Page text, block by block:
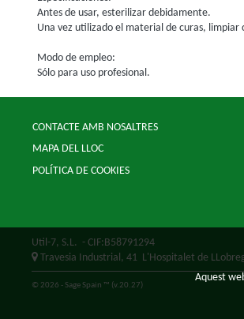
Antes de usar, esterilizar debidamente.
Una vez utilizado el material de curas, limpiar
Modo de empleo:
Sólo para uso profesional.
CONTACTE AMB NOSALTRES
MAPA DEL LLOC
POLÍTICA DE COOKIES
Util-7, S.L. - CIF:B58791294
Travesia Industrial, 41 L'Hospitalet de
© 2026 - Sage Spain ™ (v.20.27)
Aquest